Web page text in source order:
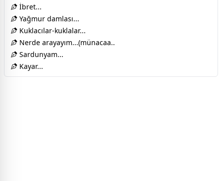
İbret...
Yağmur damlası...
Kuklacılar-kuklalar...
Nerde arayayım...(münacaa..
Sardunyam...
Kayar...